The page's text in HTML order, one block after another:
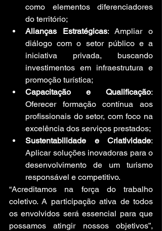
como elementos diferenciadores
do território;
Alianças Estratégicas: Ampliar o
diálogo com o setor público e a
iniciativa privada, buscando
investimentos em infraestrutura e
promoção turística;
Capacitação e Qualificação:
Oferecer formação contínua aos
profissionais do setor, com foco na
excelência dos serviços prestados;
Sustentabilidade e Criatividade:
Aplicar soluções inovadoras para o
desenvolvimento de um turismo
responsável e competitivo.
“Acreditamos na força do trabalho
coletivo. A participação ativa de todos
os envolvidos será essencial para que
possamos atingir nossos objetivos”,